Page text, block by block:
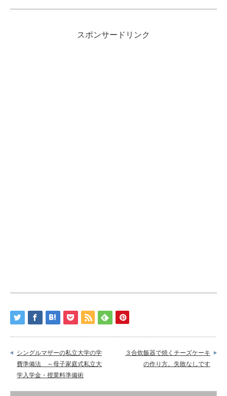
スポンサードリンク
シングルマザーの私立大学の学
費準備法 ～母子家庭式私立大
学入学金・授業料準備術
３合炊飯器で焼くチーズケーキ
の作り方。失敗なしです